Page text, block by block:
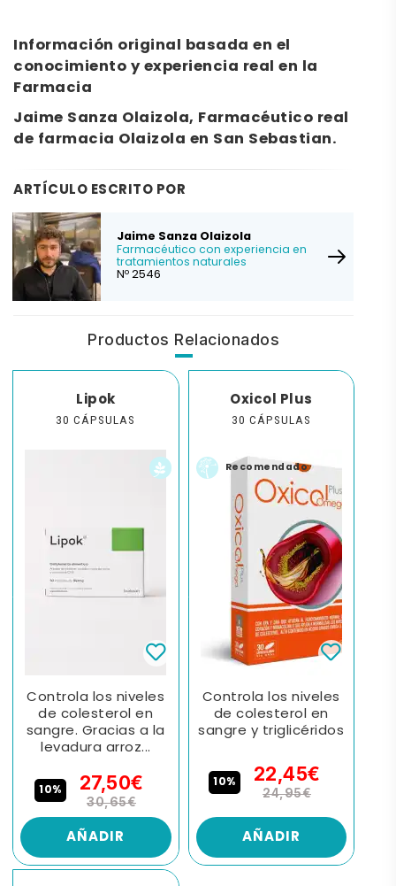
Información original basada en el
conocimiento y experiencia real en la
Farmacia
Jaime Sanza Olaizola, Farmacéutico real
de farmacia Olaizola en San Sebastian.
ARTÍCULO ESCRITO POR
Jaime Sanza Olaizola
Farmacéutico con experiencia en
tratamientos naturales
Nº 2546
Productos Relacionados
Lipok
30 CÁPSULAS
Controla los niveles
de colesterol en
sangre. Gracias a la
levadura arroz...
10% 27,50€
30,65€
AÑADIR
Oxicol Plus
30 CÁPSULAS
Recomendado
Controla los niveles
de colesterol en
sangre y triglicéridos
10% 22,45€
24,95€
AÑADIR